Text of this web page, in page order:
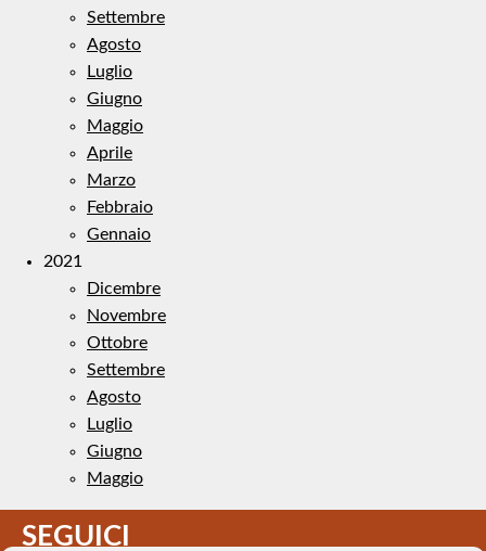
Settembre
Agosto
Luglio
Giugno
Maggio
Aprile
Marzo
Febbraio
Gennaio
2021
Dicembre
Novembre
Ottobre
Settembre
Agosto
Luglio
Giugno
Maggio
SEGUICI